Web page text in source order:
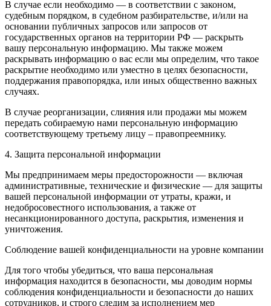
В случае если необходимо — в соответствии с законом,
судебным порядком, в судебном разбирательстве, и/или на
основании публичных запросов или запросов от
государственных органов на территории РФ — раскрыть
вашу персональную информацию. Мы также можем
раскрывать информацию о вас если мы определим, что такое
раскрытие необходимо или уместно в целях безопасности,
поддержания правопорядка, или иных общественно важных
случаях.
В случае реорганизации, слияния или продажи мы можем
передать собираемую нами персональную информацию
соответствующему третьему лицу – правопреемнику.
4. Защита персональной информации
Мы предпринимаем меры предосторожности — включая
административные, технические и физические — для защиты
вашей персональной информации от утраты, кражи, и
недобросовестного использования, а также от
несанкционированного доступа, раскрытия, изменения и
уничтожения.
Соблюдение вашей конфиденциальности на уровне компании
Для того чтобы убедиться, что ваша персональная
информация находится в безопасности, мы доводим нормы
соблюдения конфиденциальности и безопасности до наших
сотрудников, и строго следим за исполнением мер